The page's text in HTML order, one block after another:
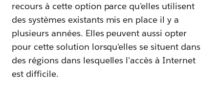
recours à cette option parce qu'elles utilisent
des systèmes existants mis en place il y a
plusieurs années. Elles peuvent aussi opter
pour cette solution lorsqu'elles se situent dans
des régions dans lesquelles l'accès à Internet
est difficile.